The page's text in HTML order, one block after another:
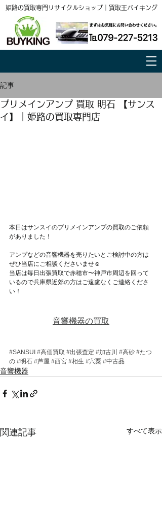
姫路の買取専門リサイクルショップ｜買取王バイキング
記事
プリメインアンプ 買取 明石 【サンス
イ】｜姫路の買取専門店
本日はサンスイのプリメインアンプの買取のご依頼
がありました！
アンプなどの音響機器を売りたいとご検討中の方は
ぜひ当店にご相談くださいませ☺
当店は毎日出張買取で赤穂市〜神戸市周辺を回って
いるので兵庫県近郊の方はご遠慮なくご連絡くださ
い！
音響機器の買取
#SANSUI #高価買取 #出張査定 #加古川 #高砂 #たつ
の #明石 #芦屋 #西宮 #相生 #宍粟 #中古品
音響機器
関連記事 すべて表示